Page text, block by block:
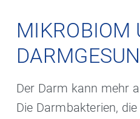
MIKROBIOM
Der Darm kann mehr
Die Darmbakterien,